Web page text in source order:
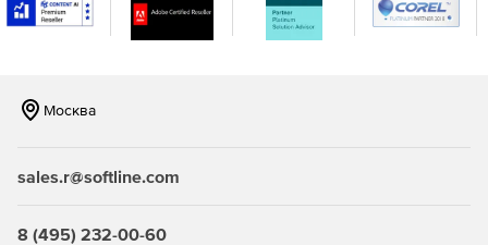
Москва
sales.r@softline.com
8 (495) 232-00-60